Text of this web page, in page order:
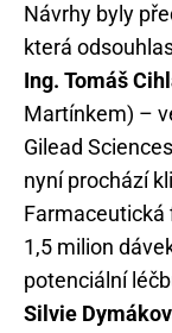
Návrhy byly
která
Ing. Tomáš
Martínkem) –
Gilead
nyní prochází
Farmaceutická
1,5 milion
potenciální
Silvie